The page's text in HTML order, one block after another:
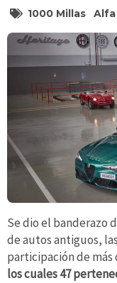
1000 Millas Alfa
Se dio el banderazo
de autos antiguos, las
participación de más
los cuales 47